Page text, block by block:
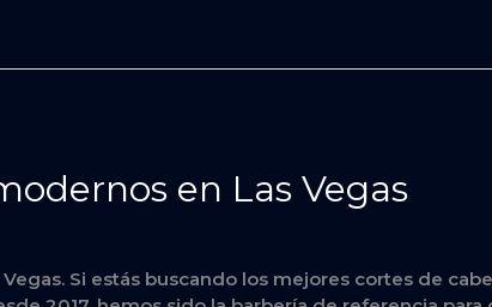
en Las Vegas
Si estás buscando los mejores cortes de